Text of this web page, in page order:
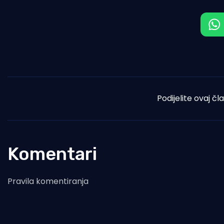
Podijelite ovaj
Komentari
Pravila komentiranja